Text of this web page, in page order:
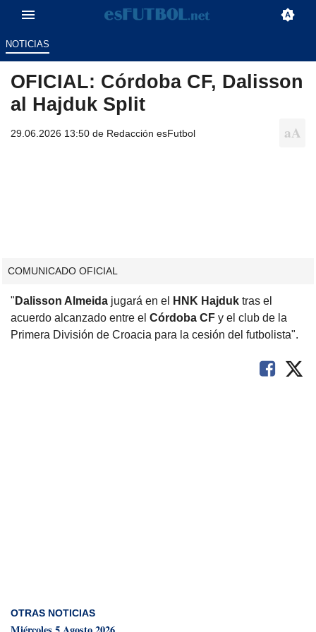
NOTICIAS
OFICIAL: Córdoba CF, Dalisson
al Hajduk Split
29.06.2026 13:50 de Redacción esFutbol
COMUNICADO OFICIAL
" Dalisson Almeida jugará en el HNK Hajduk tras el
acuerdo alcanzado entre el Córdoba CF y el club de la
Primera División de Croacia para la cesión del futbolista".
OTRAS NOTICIAS